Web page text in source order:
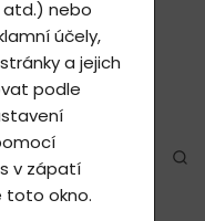
atd.) nebo
účely,
a jejich
podle
v zápatí
toto okno.